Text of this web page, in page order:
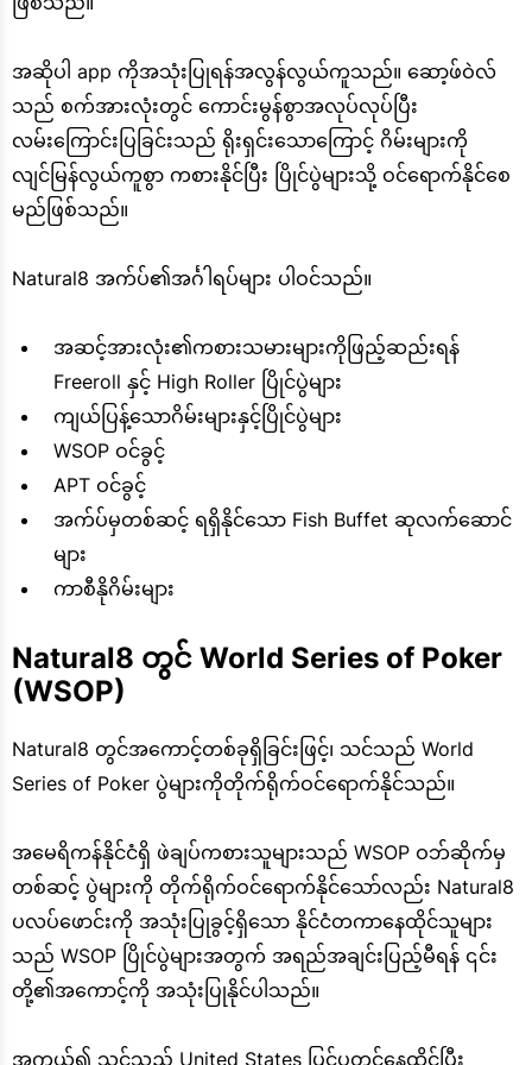
အဆိုပါ app ကိုအသုံးပြုရန်အလွန်လွယ်ကူသည်။ ဆော့ဖ်ဝဲလ်
သည် စက်အားလုံးတွင် ကောင်းမွန်စွာအလုပ်လုပ်ပြီး
လမ်းကြောင်းပြခြင်းသည် ရိုးရှင်းသောကြောင့် ဂိမ်းများကို
လျင်မြန်လွယ်ကူစွာ ကစားနိုင်ပြီး ပြိုင်ပွဲများသို့ ဝင်ရောက်နိုင်စေ
မည်ဖြစ်သည်။
Natural8 အက်ပ်၏အင်္ဂါရပ်များ ပါဝင်သည်။
အဆင့်အားလုံး၏ကစားသမားများကိုဖြည့်ဆည်းရန်
Freeroll နှင့် High Roller ပြိုင်ပွဲများ
ကျယ်ပြန့်သောဂိမ်းများနှင့်ပြိုင်ပွဲများ
WSOP ဝင်ခွင့်
APT ဝင်ခွင့်
အက်ပ်မှတစ်ဆင့် ရရှိနိုင်သော Fish Buffet ဆုလက်ဆောင်
များ
ကာစီနိုဂိမ်းများ
Natural8 တွင် World Series of Poker
(WSOP)
Natural8 တွင်အကောင့်တစ်ခုရှိခြင်းဖြင့်၊ သင်သည် World
Series of Poker ပွဲများကိုတိုက်ရိုက်ဝင်ရောက်နိုင်သည်။
အမေရိကန်နိုင်ငံရှိ ဖဲချပ်ကစားသူများသည် WSOP ဝဘ်ဆိုက်မှ
တစ်ဆင့် ပွဲများကို တိုက်ရိုက်ဝင်ရောက်နိုင်သော်လည်း Natural8
ပလပ်ဖောင်းကို အသုံးပြုခွင့်ရှိသော နိုင်ငံတကာနေထိုင်သူများ
သည် WSOP ပြိုင်ပွဲများအတွက် အရည်အချင်းပြည့်မီရန် ၎င်း
တို့၏အကောင့်ကို အသုံးပြုနိုင်ပါသည်။
အကယ်၍ သင်သည် United States ပြင်ပတွင်နေထိုင်ပြီး